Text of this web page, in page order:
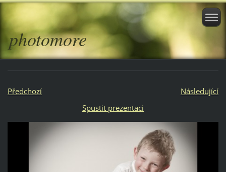
photomore
Předchozí
Následující
Spustit prezentaci